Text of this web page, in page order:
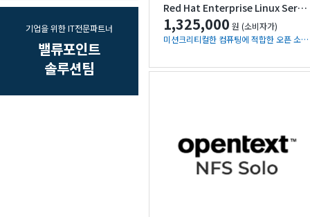
기업을 위한 IT전문파트너
밸류포인트
솔루션팀
Red Hat Enterprise Linux Server
1,325,000 원 (소비자가)
미션크리티컬한 컴퓨팅에 적합한 오픈 소스 플랫폼